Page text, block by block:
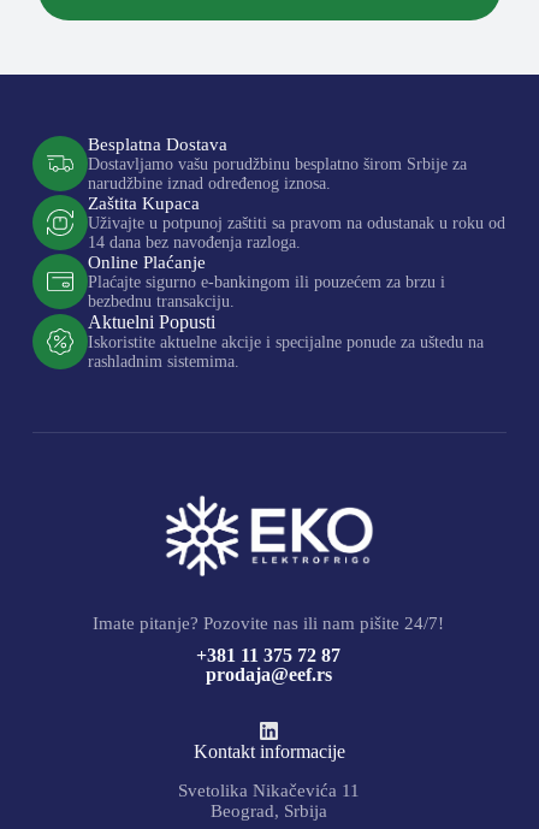
Besplatna Dostava
Dostavljamo vašu porudžbinu besplatno širom Srbije za
narudžbine iznad određenog iznosa.
Zaštita Kupaca
Uživajte u potpunoj zaštiti sa pravom na odustanak u roku od
14 dana bez navođenja razloga.
Online Plaćanje
Plaćajte sigurno e-bankingom ili pouzećem za brzu i
bezbednu transakciju.
Aktuelni Popusti
Iskoristite aktuelne akcije i specijalne ponude za uštedu na
rashladnim sistemima.
Imate pitanje? Pozovite nas ili nam pišite 24/7!
+381 11 375 72 87
prodaja@eef.rs
Kontakt informacije
Svetolika Nikačevića 11
Beograd, Srbija